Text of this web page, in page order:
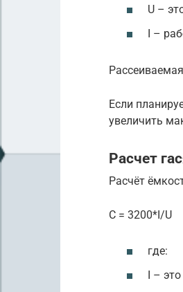
U –
I –
Если
увеличить
Расчет
Расчёт
C = 3200*I/U
где:
I –